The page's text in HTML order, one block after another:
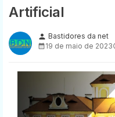
Artificial
person Bastidores da net
19 de maio de 2023